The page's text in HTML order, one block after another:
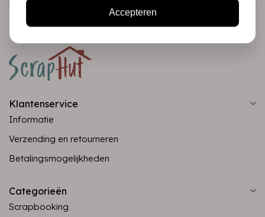
Klantenservice
Informatie
Verzending en retourneren
Betalingsmogelijkheden
Categorieën
Scrapbooking
Accepteren